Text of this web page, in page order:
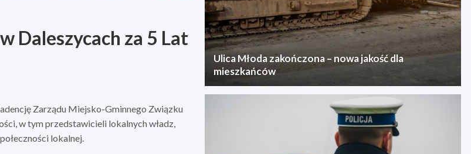
Daleszycach za 5 Lat
Zarządu Miejsko-Gminnego Związku
w tym przedstawicieli lokalnych władz,
lokalnej.
Ulica Młoda zakończona – nowa jakość dla
mieszkańców